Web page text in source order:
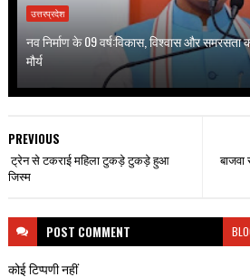
उत्तरप्रदेश
नव निर्माण के 09 वर्ष:विकास, विश्वास और
मौर्य
PREVIOUS
ट्रेन से टकराई महिला टुकड़े टुकड़े हुआ
जिस्म
POST COMMENT
कोई टिप्पणी नहीं